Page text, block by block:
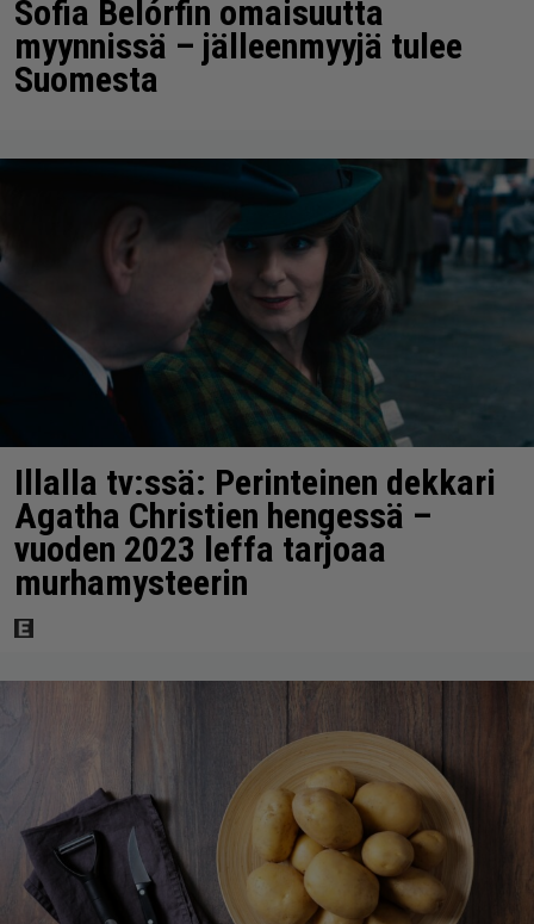
Sofia Belórfin omaisuutta
myynnissä – jälleenmyyjä tulee
Suomesta
Illalla tv:ssä: Perinteinen dekkari
Agatha Christien hengessä –
vuoden 2023 leffa tarjoaa
murhamysteerin